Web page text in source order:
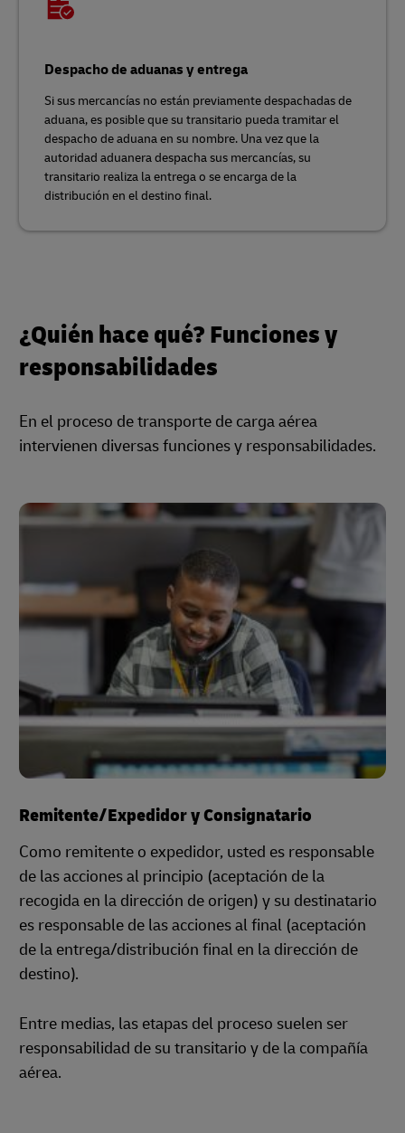
Despacho de aduanas y entrega
Si sus mercancías no están previamente despachadas de
aduana, es posible que su transitario pueda tramitar el
despacho de aduana en su nombre. Una vez que la
autoridad aduanera despacha sus mercancías, su
transitario realiza la entrega o se encarga de la
distribución en el destino final.
¿Quién hace qué? Funciones y
responsabilidades
En el proceso de transporte de carga aérea
intervienen diversas funciones y responsabilidades.
Remitente/Expedidor y Consignatario
Como remitente o expedidor, usted es responsable
de las acciones al principio (aceptación de la
recogida en la dirección de origen) y su destinatario
es responsable de las acciones al final (aceptación
de la entrega/distribución final en la dirección de
destino).
Entre medias, las etapas del proceso suelen ser
responsabilidad de su transitario y de la compañía
aérea.